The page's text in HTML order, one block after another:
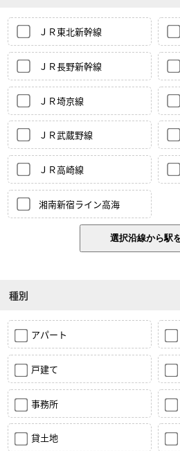
ＪＲ東北新幹線
ＪＲ長野新幹線
ＪＲ埼京線
ＪＲ武蔵野線
ＪＲ高崎線
湘南新宿ライン高海
種別
アパート
戸建て
事務所
貸土地